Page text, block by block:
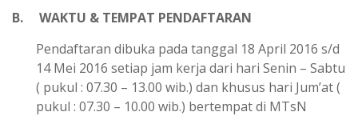
B. WAKTU & TEMPAT PENDAFTARAN
Pendaftaran dibuka pada tanggal 18 April 2016 s/d
14 Mei 2016 setiap jam kerja dari hari Senin – Sabtu
( pukul : 07.30 – 13.00 wib.) dan khusus hari Jum’at (
pukul : 07.30 – 10.00 wib.) bertempat di MTsN